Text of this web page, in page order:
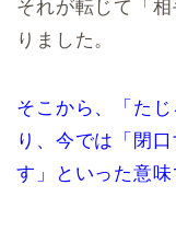
それが転じて「
りました。
そこから、「た
り、今では「閉
す」といった意味